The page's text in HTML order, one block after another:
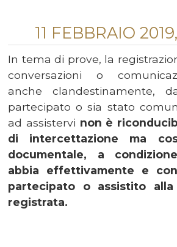
11 FEBBRAIO
In tema di prove, la
conversazioni o
anche clandestinamente,
partecipato o sia stato
ad assistervi non è
di intercettazione ma
documentale, a
abbia effettivamente e
partecipato o assistito alla
registrata.